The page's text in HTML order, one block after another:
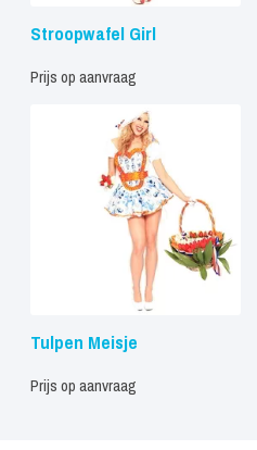
Stroopwafel Girl
Prijs op aanvraag
Tulpen Meisje
Prijs op aanvraag